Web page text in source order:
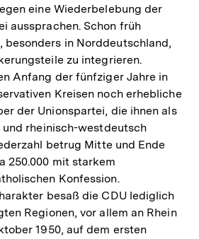
eine Wiederbelebung der
aussprachen. Schon früh
besonders in Norddeutschland,
zu integrieren.
Anfang der fünfziger Jahre in
Kreisen noch erhebliche
der Unionspartei, die ihnen als
rheinisch-westdeutsch
betrug Mitte und Ende
250.000 mit starkem
Konfession.
besaß die CDU lediglich
Regionen, vor allem an Rhein
1950, auf dem ersten